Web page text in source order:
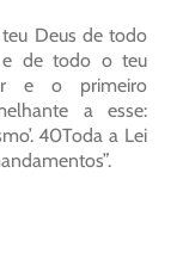
teu Deus de todo
e de todo o teu
e o primeiro
a esse:
40Toda a Lei